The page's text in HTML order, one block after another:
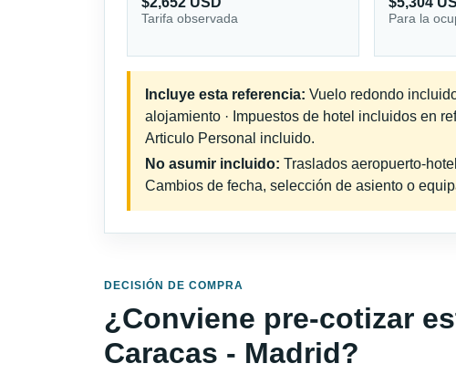
Tarifa observada Para la
Incluye esta referencia: Vuelo redondo
alojamiento · Impuestos de hotel incluidos en
Articulo Personal incluido.
No asumir incluido: Traslados aeropuerto-
Cambios de fecha, selección de asiento o
DECISIÓN DE COMPRA
¿Conviene pre-cotizar
Caracas - Madrid?